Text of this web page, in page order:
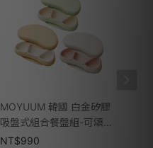
MOYUUM 韓國 白金矽膠
吸盤式組合餐盤組-可頌系
列-多款可選
NT$990